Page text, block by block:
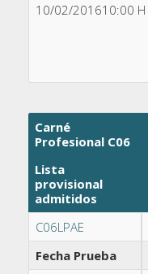
10/02/201610:00 H
Carné
Profesional C06
Lista
provisional
admitidos
C06LPAE
Fecha Prueba